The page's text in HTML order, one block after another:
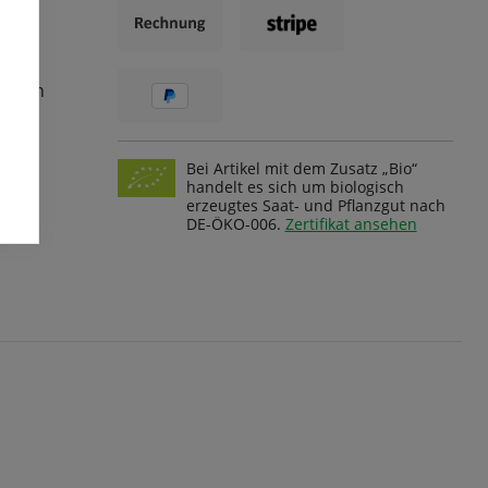
Bei Artikel mit dem Zusatz „Bio“
handelt es sich um biologisch
erzeugtes Saat- und Pflanzgut nach
DE-ÖKO-006. Zertifikat ansehen